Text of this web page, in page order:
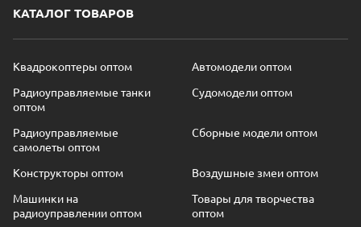
КАТАЛОГ ТОВАРОВ
Квадрокоптеры оптом
Автомодели оптом
Радиоуправляемые танки
оптом
Судомодели оптом
Радиоуправляемые
самолеты оптом
Сборные модели оптом
Конструкторы оптом
Воздушные змеи оптом
Машинки на
радиоуправлении оптом
Товары для творчества
оптом